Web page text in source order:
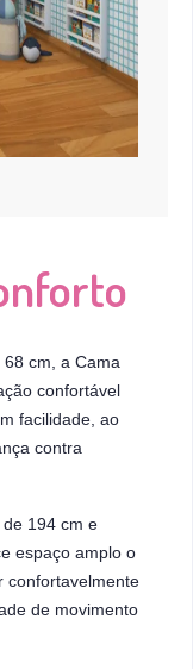
cm, a Cama
confortável
facilidade, ao
contra
194 cm e
espaço amplo o
confortavelmente
de movimento